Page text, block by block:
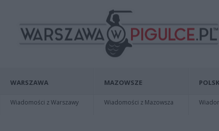
WARSZAWA
Wiadomości z Warszawy
MAZOWSZE
Wiadomości z Mazowsza